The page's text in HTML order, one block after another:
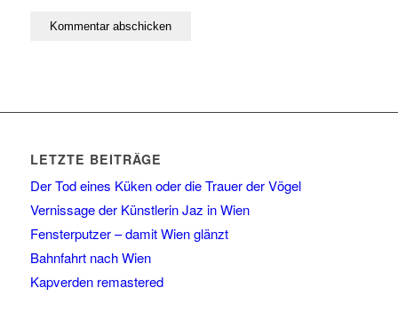
LETZTE BEITRÄGE
Der Tod eines Küken oder die Trauer der Vögel
Vernissage der Künstlerin Jaz in Wien
Fensterputzer – damit Wien glänzt
Bahnfahrt nach Wien
Kapverden remastered